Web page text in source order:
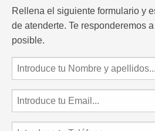
Rellena el siguiente formulario y
de atenderte. Te responderemos
posible.